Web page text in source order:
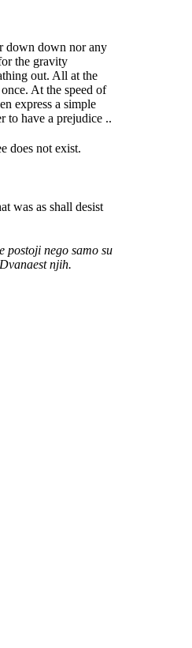
down down nor any
the gravity
out. All at the
At the speed of
express a simple
to have a prejudice ..
does not exist.
was as shall desist
postoji nego samo su
njih.